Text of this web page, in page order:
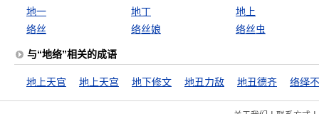
地一 地丁
地上
络丝
络丝娘 络丝虫
与“地络”相关的成语
地上天官 地上天宫 地下修文 地丑力敌 地丑德齐 络绎